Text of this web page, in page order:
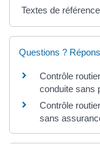
Textes de référence
Questions ?
Contrôle
conduite sans
Contrôle
sans